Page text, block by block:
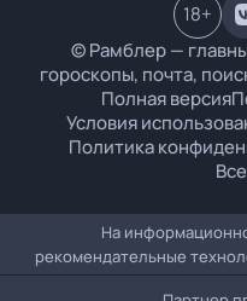
© Рамблер —
гороскопы, почта,
Полная версия
Условия
Политика
18+
На
рекомендательные